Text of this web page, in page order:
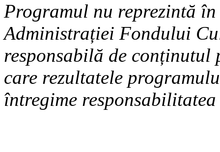
Programul nu reprezintă
Administrației Fondului
responsabilă de
care rezultatele
întregime